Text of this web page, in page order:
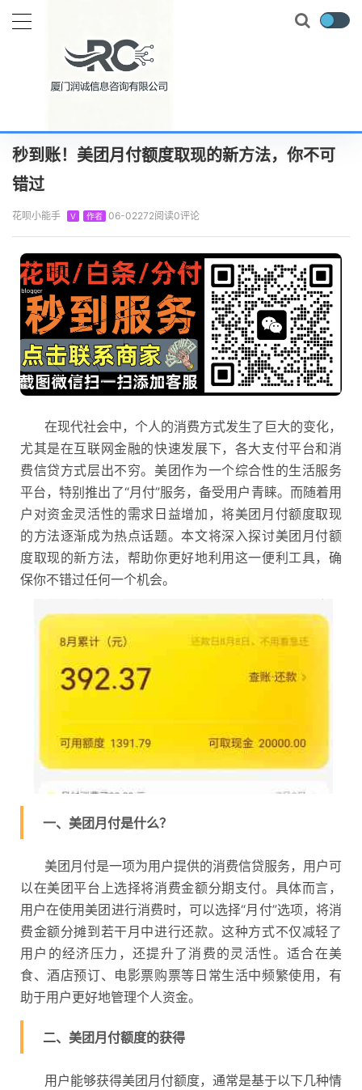
当前位置： 首页 知识百科
秒到账！美团月付额度取现的新方法，你不可
错过
花呗小能手 V 作者 06-02272阅读0评论
在现代社会中，个人的消费方式发生了巨大的变化，
尤其是在互联网金融的快速发展下，各大支付平台和消
费信贷方式层出不穷。美团作为一个综合性的生活服务
平台，特别推出了“月付”服务，备受用户青睐。而随着用
户对资金灵活性的需求日益增加，将美团月付额度取现
的方法逐渐成为热点话题。本文将深入探讨美团月付额
度取现的新方法，帮助你更好地利用这一便利工具，确
保你不错过任何一个机会。
一、美团月付是什么？
美团月付是一项为用户提供的消费信贷服务，用户可
以在美团平台上选择将消费金额分期支付。具体而言，
用户在使用美团进行消费时，可以选择“月付”选项，将消
费金额分摊到若干月中进行还款。这种方式不仅减轻了
用户的经济压力，还提升了消费的灵活性。适合在美
食、酒店预订、电影票购票等日常生活中频繁使用，有
助于用户更好地管理个人资金。
二、美团月付额度的获得
用户能够获得美团月付额度，通常是基于以下几种情